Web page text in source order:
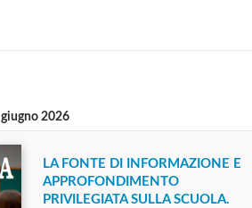
giugno 2026
LA FONTE DI INFORMAZIONE E
APPROFONDIMENTO
PRIVILEGIATA SULLA SCUOLA.